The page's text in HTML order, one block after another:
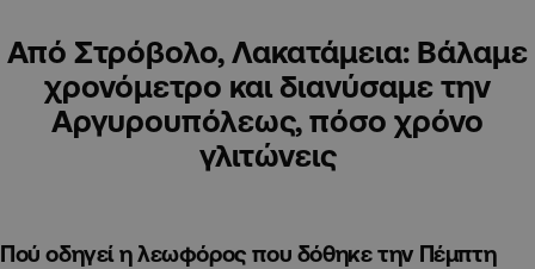
Από Στρόβολο, Λακατάμεια: Βάλαμε
χρονόμετρο και διανύσαμε την
Αργυρουπόλεως, πόσο χρόνο
γλιτώνεις
Πού οδηγεί η λεωφόρος που δόθηκε την Πέμπτη